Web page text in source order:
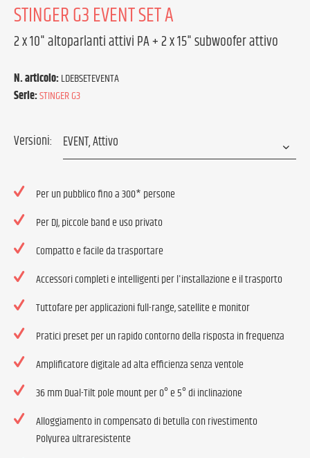
STINGER G3 EVENT SET A
2 x 10" altoparlanti attivi PA + 2 x 15" subwoofer attivo
N. articolo:LDEBSETEVENTA
Serie:STINGER G3
Versioni:
Per un pubblico fino a 300* persone
Per DJ, piccole band e uso privato
Compatto e facile da trasportare
Accessori completi e intelligenti per l'installazione e il trasporto
Tuttofare per applicazioni full-range, satellite e monitor
Pratici preset per un rapido contorno della risposta in frequenza
Amplificatore digitale ad alta efficienza senza ventole
36 mm Dual-Tilt pole mount per 0° e 5° di inclinazione
Alloggiamento in compensato di betulla con rivestimento
Polyurea ultraresistente